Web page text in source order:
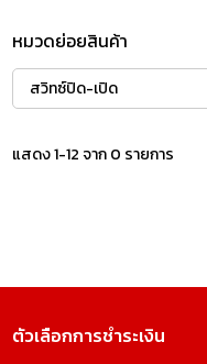
หมวดย่อยสินค้า
สวิทซ์ปิด-เปิด
แสดง 1-12 จาก 0 รายการ
ตัวเลือกการชำระเงิน